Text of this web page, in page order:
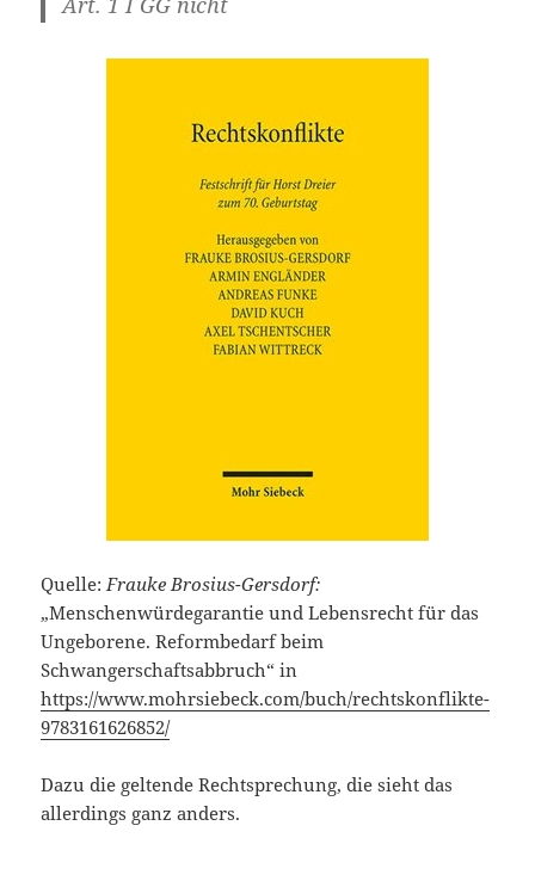
Quelle: Frauke Brosius-Gersdorf:
„Menschenwürdegarantie und Lebensrecht für das
Ungeborene. Reformbedarf beim
Schwangerschaftsabbruch“ in
https://www.mohrsiebeck.com/buch/rechtskonflikte-
9783161626852/
Dazu die geltende Rechtsprechung, die sieht das
allerdings ganz anders.